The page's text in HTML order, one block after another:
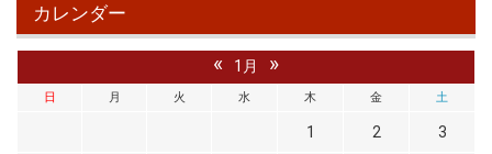
カレンダー
« 1月 »
日 月 火 水 木 金 土
1 2 3